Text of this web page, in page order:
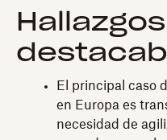
Hallazgos
El principal caso
en Europa es
necesidad de